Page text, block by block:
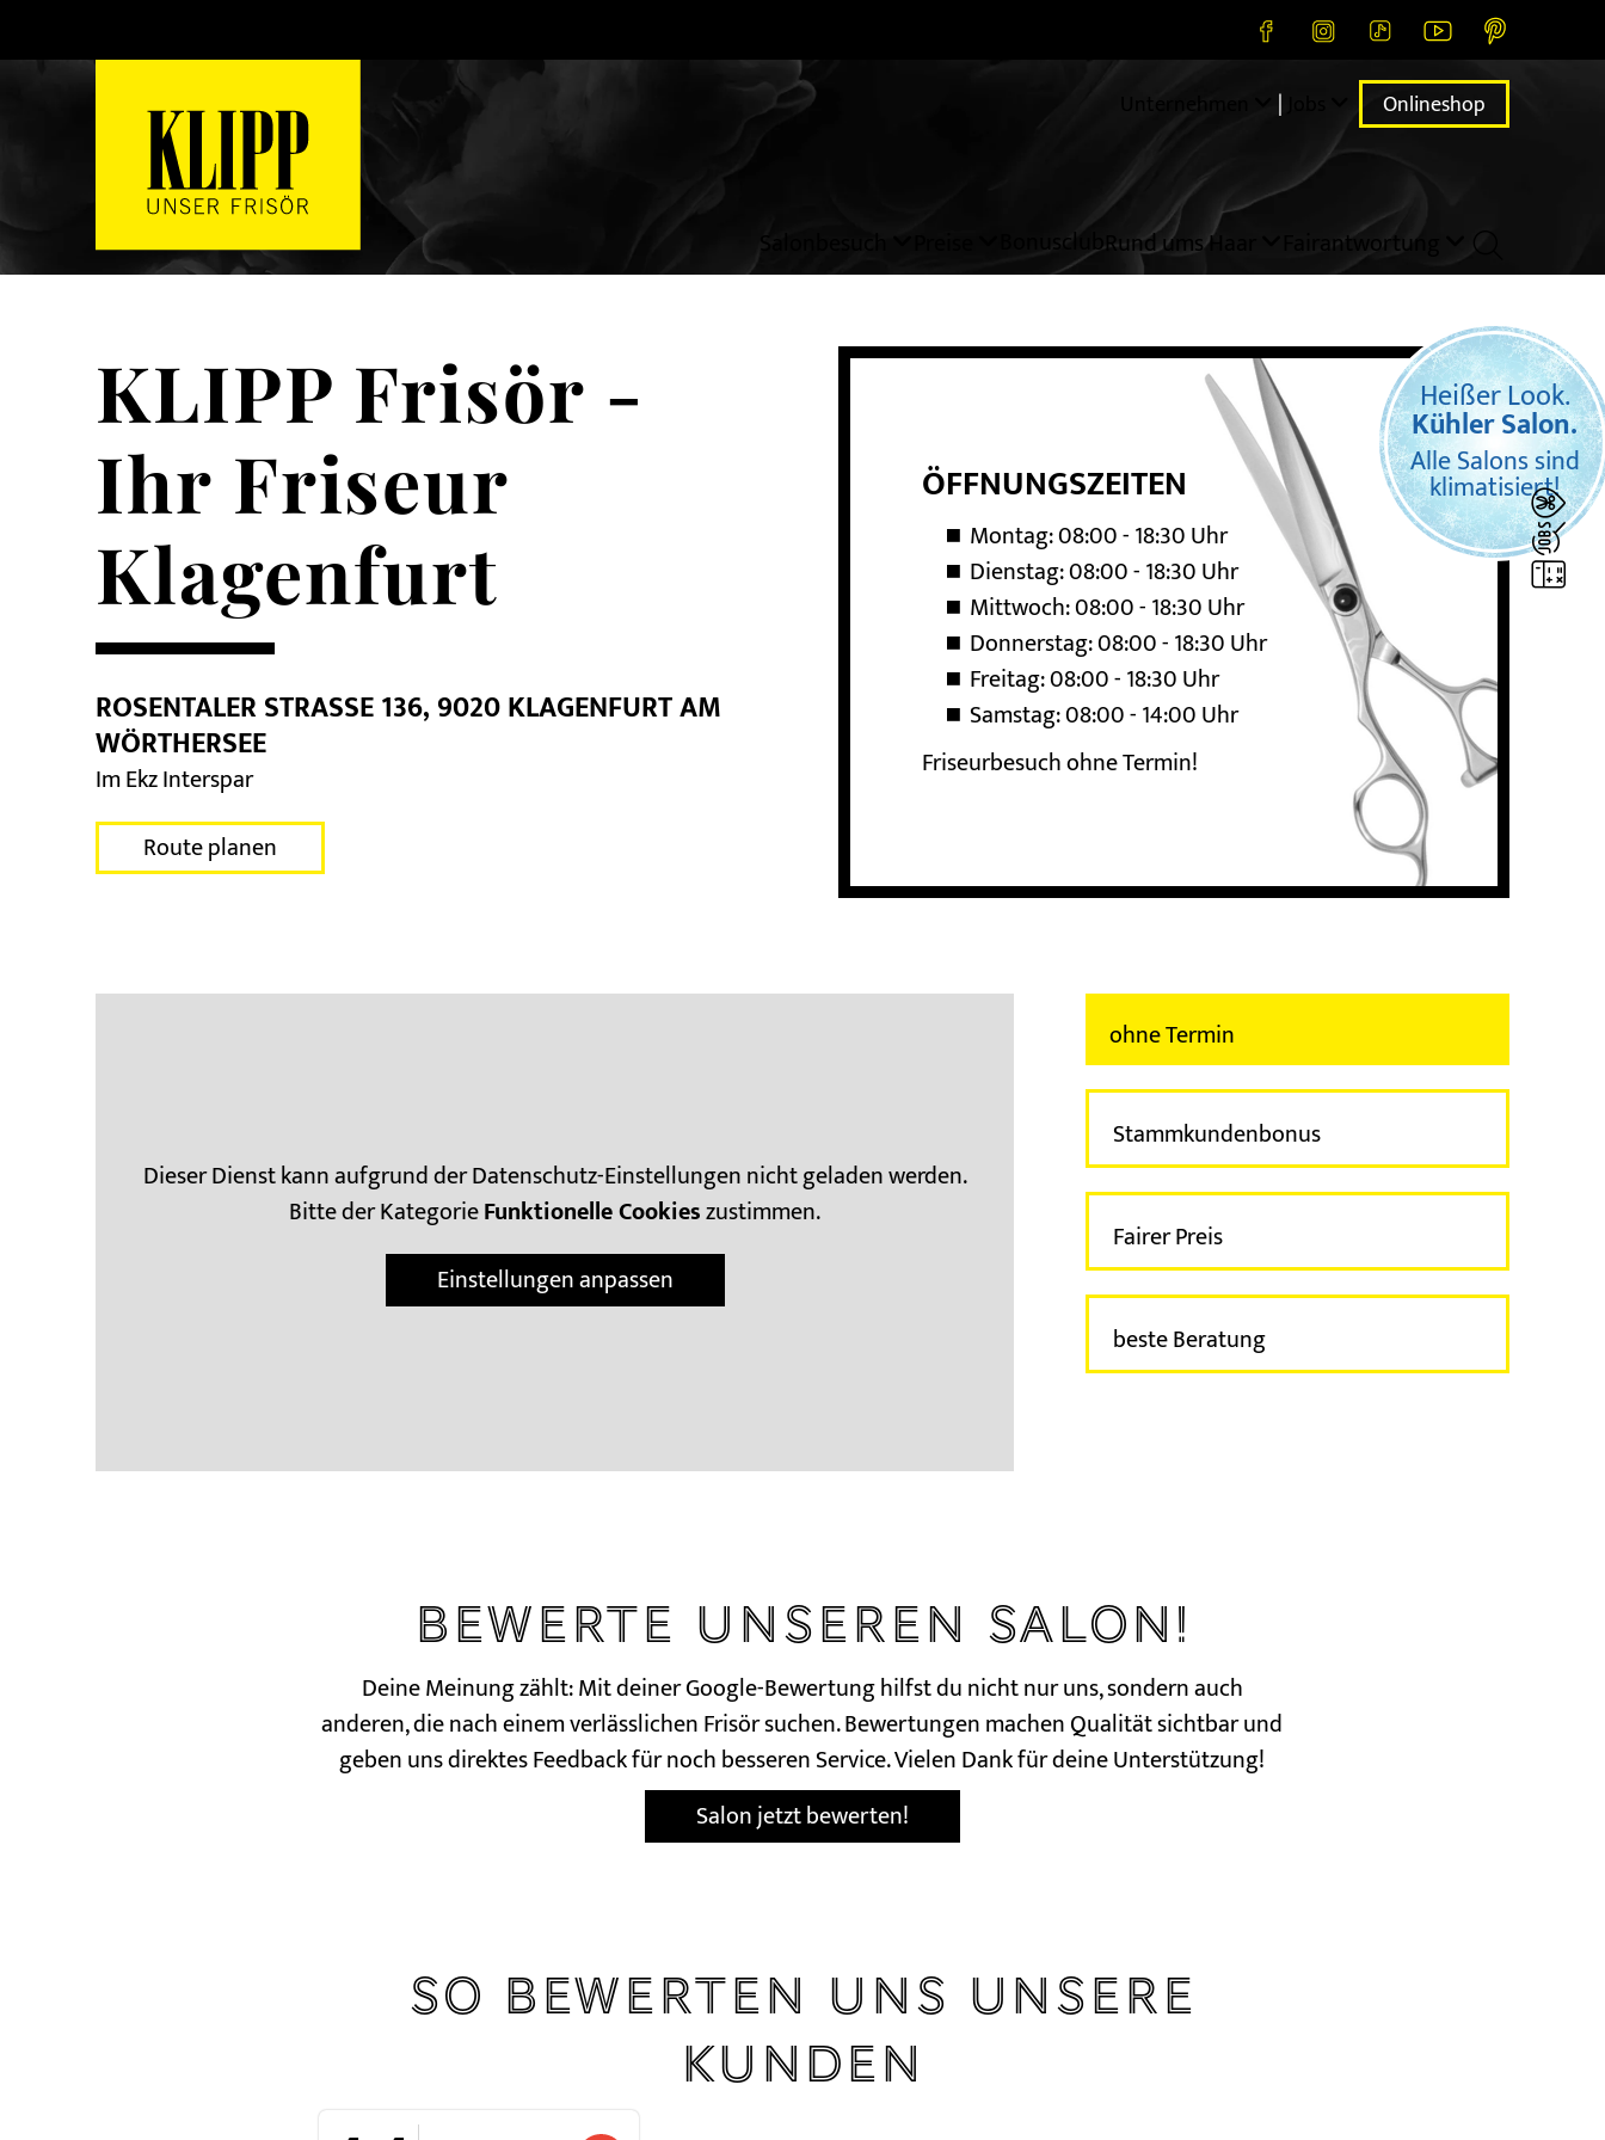



Unternehmen | Onlineshop
BonusclubRund ums Haar Fairantwortung 
KLIPP Frisör -
Ihr Friseur
Klagenfurt
ROSENTALER STRASSE 136, 9020 KLAGENFURT AM W
ÖRTHERSEE
Im Ekz Interspar
Route planen
Heißer Look.
Kühler Salon.
Alle Salons sind
klimatisiert!
ÖFFNUNGSZEITEN
Montag: 08:00 - 18:30 Uhr
Dienstag: 08:00 - 18:30 Uhr
Mittwoch: 08:00 - 18:30 Uhr
Donnerstag: 08:00 - 18:30 Uhr
Freitag: 08:00 - 18:30 Uhr
Samstag: 08:00 - 14:00 Uhr
Friseurbesuch ohne Termin!
Dieser Dienst kann aufgrund der Datenschutz-Einstellungen nicht geladen werden.
Bitte der KategorieFunktionelle Cookieszustimmen.
Einstellungen anpassen
ohne Termin
Stammkunden­bonus
Fairer Preis
beste Beratung
Bewerte unseren Salon!
Deine Meinung zählt: Mit deiner Google-Bewertung hilfst du nicht nur uns, sondern auch
anderen, die nach einem verlässlichen Frisör suchen. Bewertungen machen Qualität sichtbar und
geben uns direktes Feedback für noch besseren Service. Vielen Dank für deine Unterstützung!
Salon jetzt bewerten!
So bewerten uns unsere
Kunden